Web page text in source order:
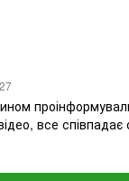
все співпадає